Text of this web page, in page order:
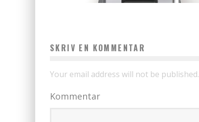
SKRIV EN KOMMENTAR
Your email address will not be published.
Kommentar